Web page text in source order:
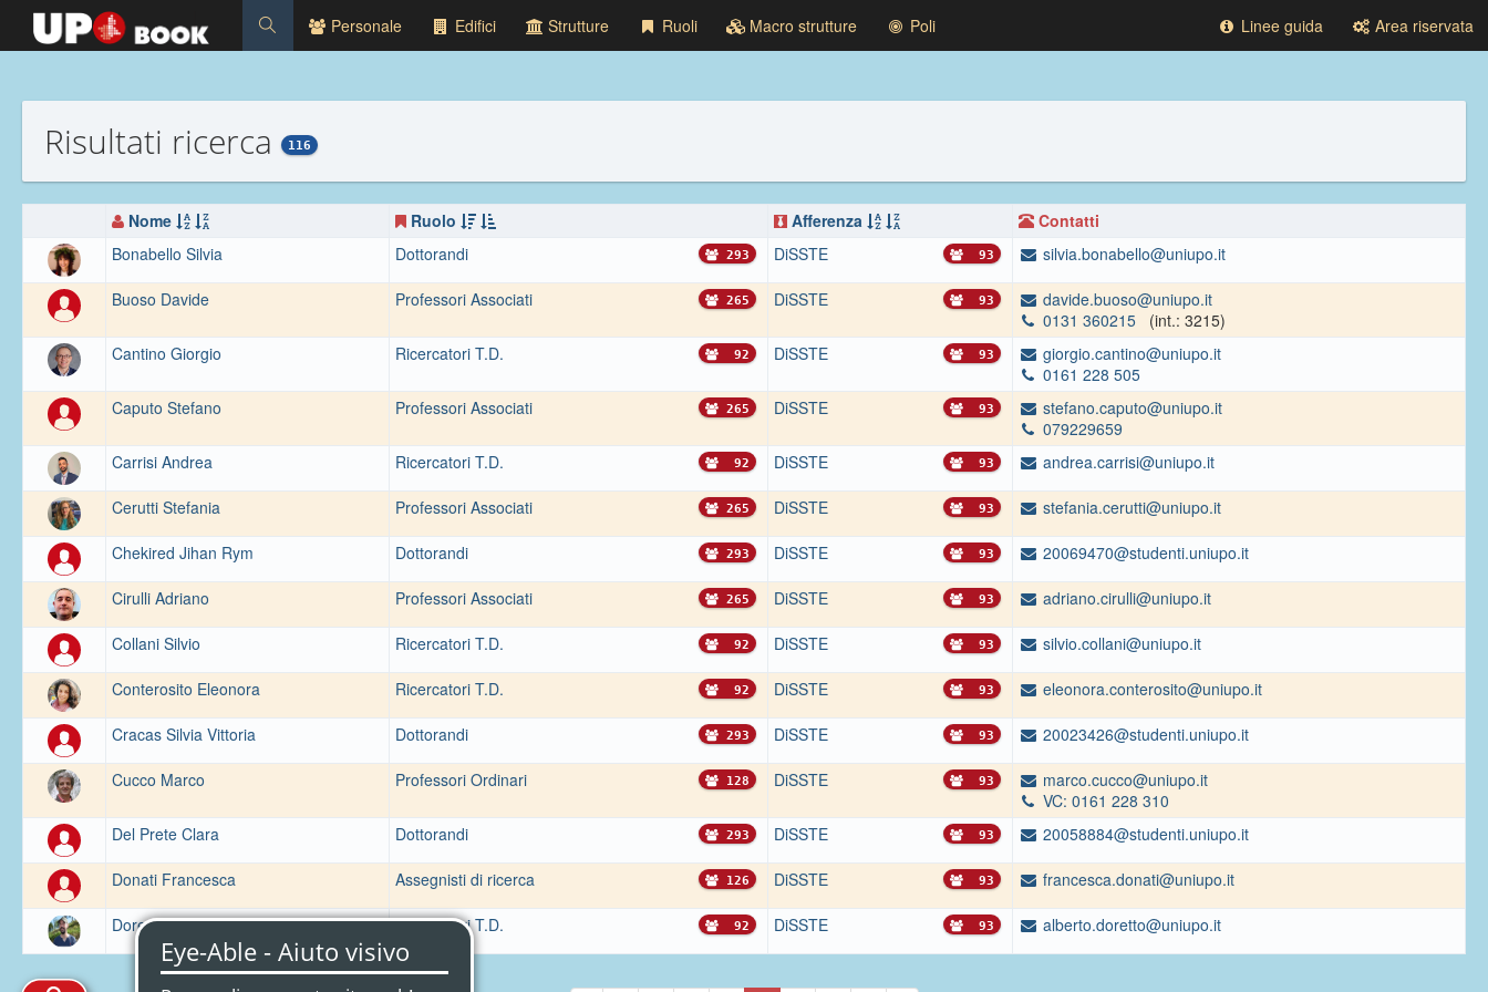
Personale Edifici Strutture Ruoli Macro strutture Poli Linee guida Area riservata
Risultati ricerca 116
Nome Ruolo Afferenza
Contatti
Bonabello Silvia
Dottorandi 293 DiSSTE 93 silvia.bonabello@uniupo.it
Buoso Davide Professori Associati 265 DiSSTE 93
davide.buoso@uniupo.it
0131 360215
(int.: 3215)
Cantino Giorgio
Ricercatori T.D. 92 DiSSTE 93
giorgio.cantino@uniupo.it
0161 228 505
Caputo Stefano
Professori Associati 265 DiSSTE 93
stefano.caputo@uniupo.it
079229659
Carrisi Andrea
Ricercatori T.D. 92 DiSSTE 93 andrea.carrisi@uniupo.it
Cerutti Stefania Professori Associati 265 DiSSTE 93 stefania.cerutti@uniupo.it
Chekired Jihan Rym Dottorandi 293 DiSSTE 93 20069470@studenti.uniupo.it
Cirulli Adriano Professori Associati 265 DiSSTE 93 adriano.cirulli@uniupo.it
Collani Silvio Ricercatori T.D. 92 DiSSTE 93 silvio.collani@uniupo.it
Conterosito Eleonora Ricercatori T.D. 92 DiSSTE 93 eleonora.conterosito@uniupo.it
Cracas Silvia Vittoria Dottorandi 293 DiSSTE 93 20023426@studenti.uniupo.it
Cucco Marco Professori Ordinari 128 DiSSTE 93
marco.cucco@uniupo.it
VC: 0161 228 310
Del Prete Clara
Dottorandi 293 DiSSTE 93 20058884@studenti.uniupo.it
Donati Francesca Assegnisti di ricerca 126 DiSSTE 93 francesca.donati@uniupo.it
Doretto Alberto Ricercatori T.D. 92 DiSSTE 93 alberto.doretto@uniupo.it